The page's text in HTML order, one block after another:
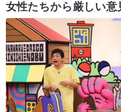
女性たちから厳しい